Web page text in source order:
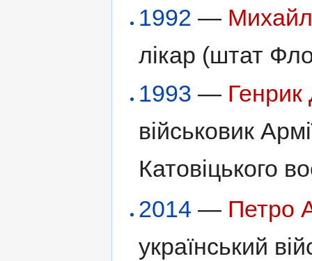
1992 —
лікар (штат
1993 — Генрик
військовик
Катовіцького
2014 — Петро
український